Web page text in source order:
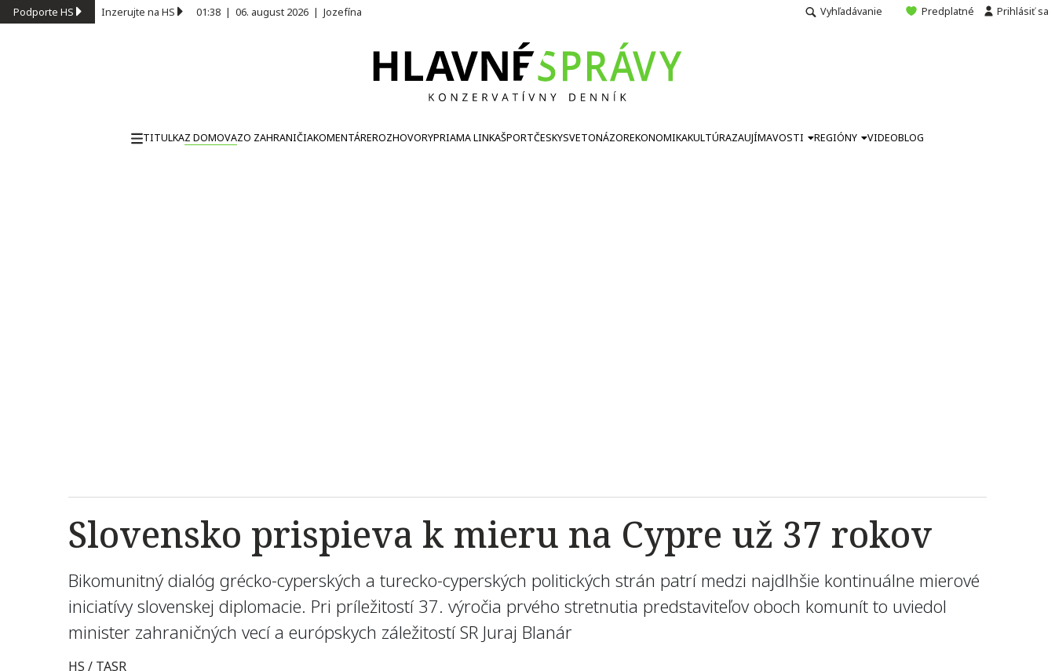
Podporte HS Inzerujte na HS 01:38 | 06. august 2026 | Jozefína Vyhľadávanie Predplatné Prihlásiť sa
TITULKAZ DOMOVAZO ZAHRANIČIAKOMENTÁREROZHOVORYPRIAMA LINKAŠPORTČESKYSVETONÁZOREKONOMIKAKULTÚRAZAUJÍMAVOSTI REGIÓNY VIDEOBLOG
Slovensko prispieva k mieru na Cypre už 37 rokov
Bikomunitný dialóg grécko-cyperských a turecko-cyperských politických strán patrí medzi najdlhšie kontinuálne mierové
iniciatívy slovenskej diplomacie. Pri príležitostí 37. výročia prvého stretnutia predstaviteľov oboch komunít to uviedol
minister zahraničných vecí a európskych záležitostí SR Juraj Blanár
HS / TASR